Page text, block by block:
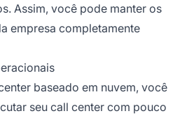
Assim, você pode manter os
empresa completamente
baseado em nuvem, você
seu call center com pouco